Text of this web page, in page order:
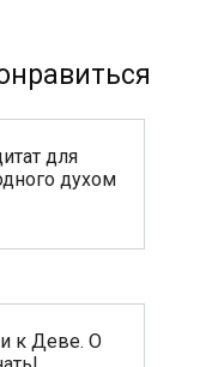
для
духом
к Деве. О